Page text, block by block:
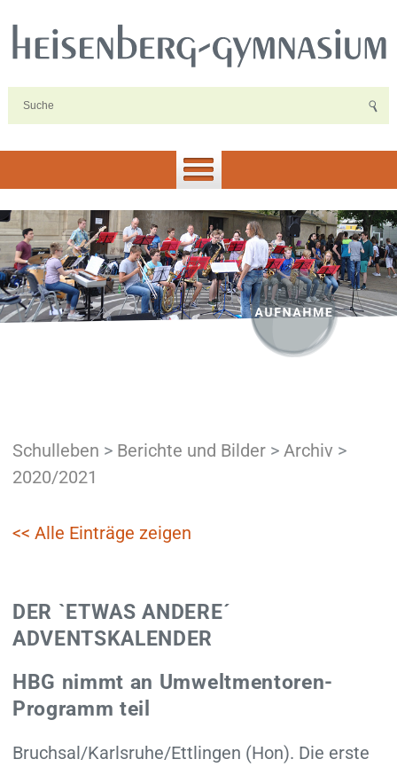
Schulleben > Berichte und Bilder> Archiv >
2020/2021
<< Alle Einträge zeigen
DER `ETWAS ANDERE´
ADVENTSKALENDER
HBG nimmt an Umweltmentoren-
Programm teil
Bruchsal/Karlsruhe/Ettlingen (Hon). Die erste